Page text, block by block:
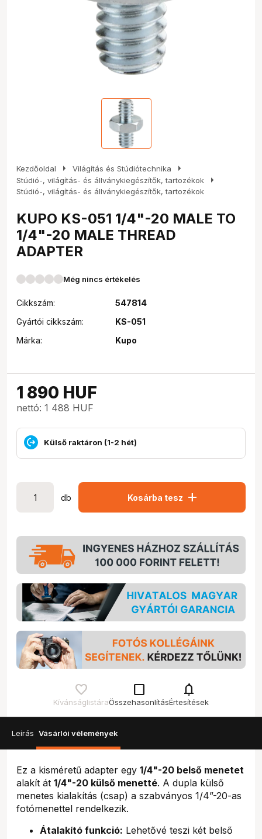
Kezdőoldal arrow_right Világítás és Stúdiótechnika arrow_right
Stúdió-, világítás- és állványkiegészítők, tartozékok arrow_right
Stúdió-, világítás- és állványkiegészítők, tartozékok
KUPO KS-051 1/4"-20 MALE TO
1/4"-20 MALE THREAD
ADAPTER
Még nincs értékelés
Cikkszám:
547814
Gyártói cikkszám:
KS-051
Márka:
Kupo
1 890 HUF
nettó: 1 488 HUF
Külső raktáron (1-2 hét)
db Kosárba tesz add
Kívánságlistára
check_box_outline_blank
Összehasonlítás
notifications
Értesítések
Leírás Vásárlói vélemények
Ez a kisméretű adapter egy 1/4"-20 belső menetet
alakít át 1/4"-20 külső menetté. A dupla külső
menetes kialakítás (csap) a szabványos 1/4”-20-as
fotómenettel rendelkezik.
Átalakító funkció: Lehetővé teszi két belső